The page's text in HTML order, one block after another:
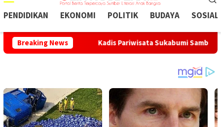
Mobile
PENDIDIKAN EKONOMI POLITIK BUDAYA SOSIAL
Breaking News
05 Kadis Pariwisata Sukabumi Sambangi Tokoh